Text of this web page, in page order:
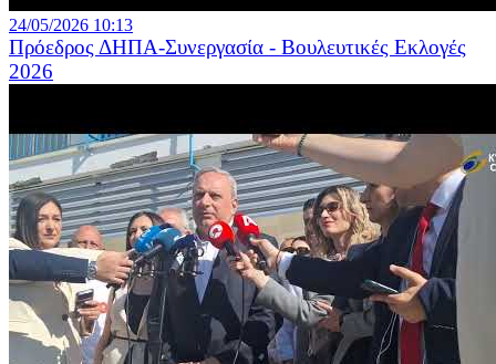
24/05/2026 10:13
Πρόεδρος ΔΗΠΑ-Συνεργασία - Βουλευτικές Εκλογές
2026